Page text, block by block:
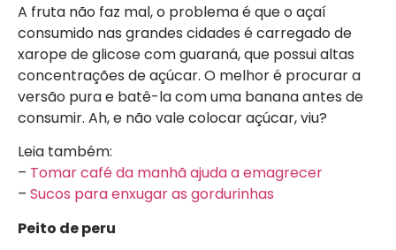
A fruta não faz mal, o problema é que o açaí
consumido nas grandes cidades é carregado de
xarope de glicose com guaraná, que possui altas
concentrações de açúcar. O melhor é procurar a
versão pura e batê-la com uma banana antes de
consumir. Ah, e não vale colocar açúcar, viu?
Leia também:
– Tomar café da manhã ajuda a emagrecer
– Sucos para enxugar as gordurinhas
Peito de peru